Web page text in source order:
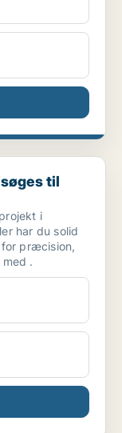
hos...
til
i
har du solid
præcision,
.